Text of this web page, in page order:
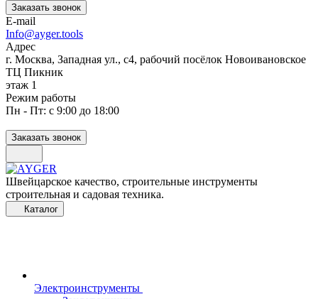
Заказать звонок
E-mail
Info@ayger.tools
Адрес
г. Москва, Западная ул., с4, рабочий посёлок Новоивановское
ТЦ Пикник
этаж 1
Режим работы
Пн - Пт: с 9:00 до 18:00
Заказать звонок
Швейцарское качество, строительные инструменты
строительная и садовая техника.
Каталог
Электроинструменты